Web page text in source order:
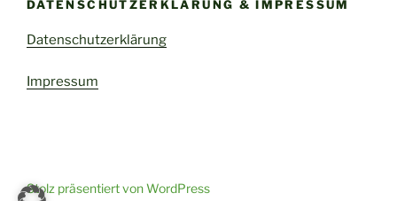
DATENSCHUTZERKLÄRUNG & IMPRESSUM
Datenschutzerklärung
Impressum
Stolz präsentiert von WordPress